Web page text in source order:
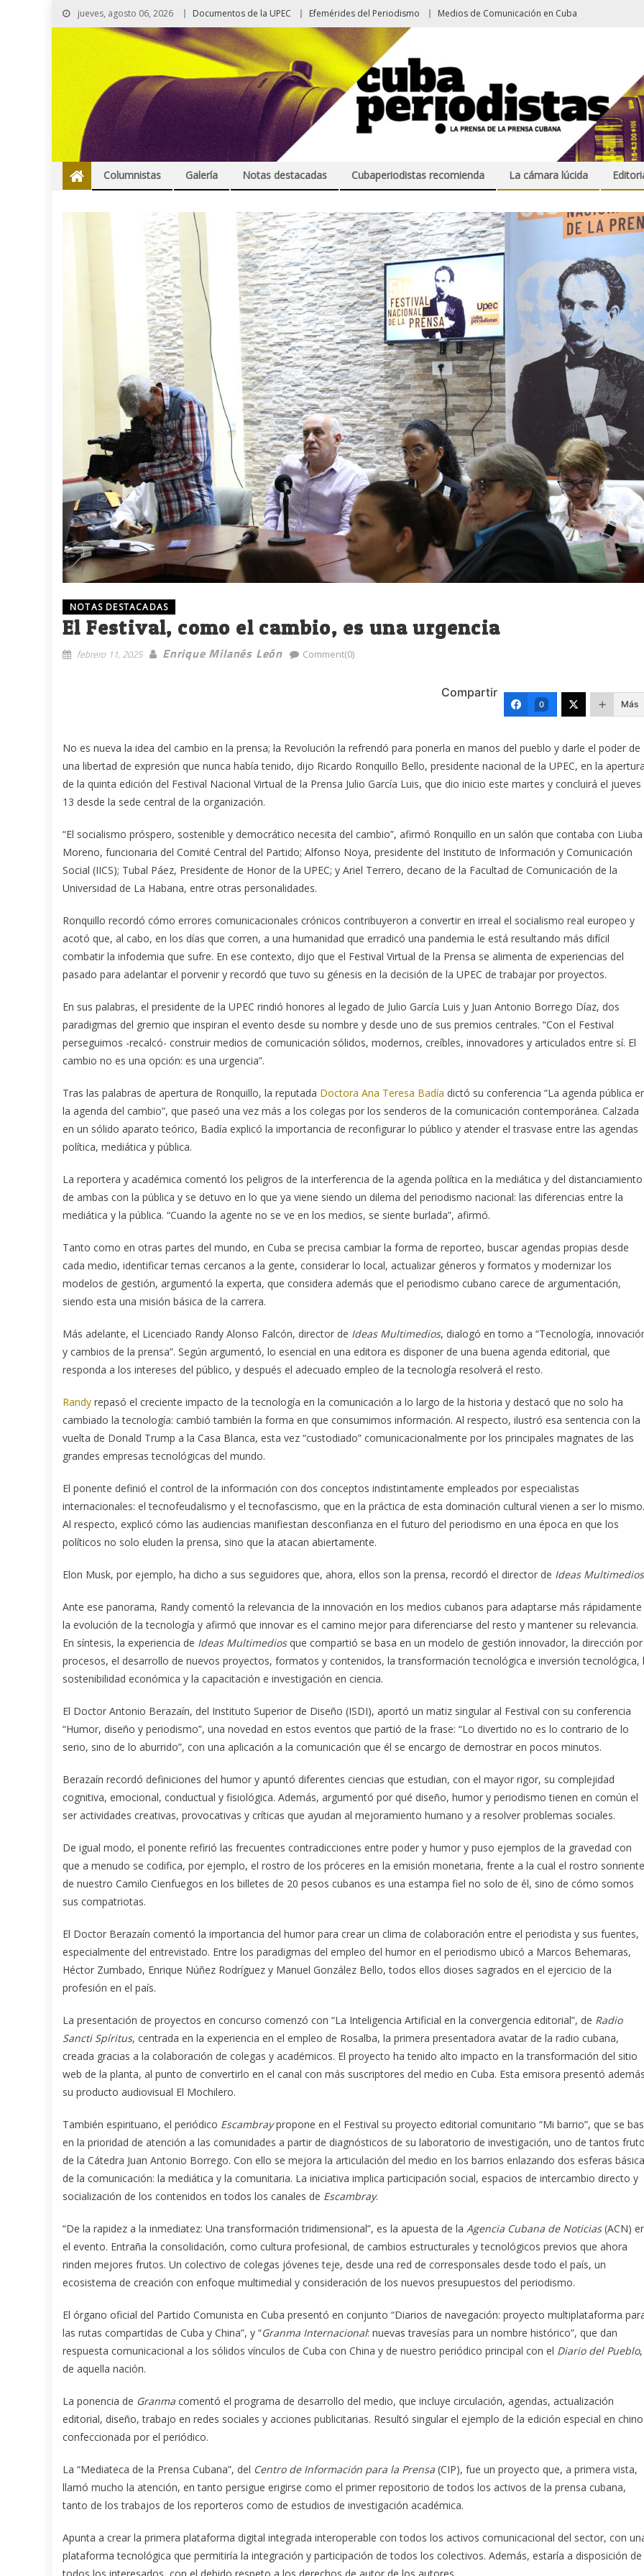
jueves, agosto 06, 2026 Documentos de la UPEC Efemérides del Periodismo Medios de Comunicación en Cuba
Columnistas Galería Notas destacadas Cubaperiodistas recomienda La cámara lúcida
NOTAS DESTACADAS
El Festival, como el cambio, es una urgencia
febrero 11, 2025 Enrique Milanés León Comment(0)
Compartir
0 Más
No es nueva la idea del cambio en la prensa; la Revolución la refrendó para ponerla en manos del pueblo y darle el poder de
una libertad de expresión que nunca había tenido, dijo Ricardo Ronquillo Bello, presidente nacional de la UPEC, en la
de la quinta edición del Festival Nacional Virtual de la Prensa Julio García Luis, que dio inicio este martes y concluirá el jueves
13 desde la sede central de la organización.
“El socialismo próspero, sostenible y democrático necesita del cambio”, afirmó Ronquillo en un salón que contaba con Liuba
Moreno, funcionaria del Comité Central del Partido; Alfonso Noya, presidente del Instituto de Información y Comunicación
Social (IICS); Tubal Páez, Presidente de Honor de la UPEC; y Ariel Terrero, decano de la Facultad de Comunicación de la
Universidad de La Habana, entre otras personalidades.
Ronquillo recordó cómo errores comunicacionales crónicos contribuyeron a convertir en irreal el socialismo real europeo y
acotó que, al cabo, en los días que corren, a una humanidad que erradicó una pandemia le está resultando más difícil
combatir la infodemia que sufre. En ese contexto, dijo que el Festival Virtual de la Prensa se alimenta de experiencias del
pasado para adelantar el porvenir y recordó que tuvo su génesis en la decisión de la UPEC de trabajar por proyectos.
En sus palabras, el presidente de la UPEC rindió honores al legado de Julio García Luis y Juan Antonio Borrego Díaz, dos
paradigmas del gremio que inspiran el evento desde su nombre y desde uno de sus premios centrales. “Con el Festival
perseguimos -recalcó- construir medios de comunicación sólidos, modernos, creíbles, innovadores y articulados entre sí. El
cambio no es una opción: es una urgencia”.
Tras las palabras de apertura de Ronquillo, la reputada Doctora Ana Teresa Badía dictó su conferencia “La agenda pública
la agenda del cambio”, que paseó una vez más a los colegas por los senderos de la comunicación contemporánea. Calzada
en un sólido aparato teórico, Badía explicó la importancia de reconfigurar lo público y atender el trasvase entre las agendas
política, mediática y pública.
La reportera y académica comentó los peligros de la interferencia de la agenda política en la mediática y del distanciamiento
de ambas con la pública y se detuvo en lo que ya viene siendo un dilema del periodismo nacional: las diferencias entre la
mediática y la pública. “Cuando la agente no se ve en los medios, se siente burlada”, afirmó.
Tanto como en otras partes del mundo, en Cuba se precisa cambiar la forma de reporteo, buscar agendas propias desde
cada medio, identificar temas cercanos a la gente, considerar lo local, actualizar géneros y formatos y modernizar los
modelos de gestión, argumentó la experta, que considera además que el periodismo cubano carece de argumentación,
siendo esta una misión básica de la carrera.
Más adelante, el Licenciado Randy Alonso Falcón, director de Ideas Multimedios, dialogó en torno a “Tecnología,
y cambios de la prensa”. Según argumentó, lo esencial en una editora es disponer de una buena agenda editorial, que
responda a los intereses del público, y después el adecuado empleo de la tecnología resolverá el resto.
Randy repasó el creciente impacto de la tecnología en la comunicación a lo largo de la historia y destacó que no solo ha
cambiado la tecnología: cambió también la forma en que consumimos información. Al respecto, ilustró esa sentencia con la
vuelta de Donald Trump a la Casa Blanca, esta vez “custodiado” comunicacionalmente por los principales magnates de las
grandes empresas tecnológicas del mundo.
El ponente definió el control de la información con dos conceptos indistintamente empleados por especialistas
internacionales: el tecnofeudalismo y el tecnofascismo, que en la práctica de esta dominación cultural vienen a ser lo mismo.
Al respecto, explicó cómo las audiencias manifiestan desconfianza en el futuro del periodismo en una época en que los
políticos no solo eluden la prensa, sino que la atacan abiertamente.
Elon Musk, por ejemplo, ha dicho a sus seguidores que, ahora, ellos son la prensa, recordó el director de Ideas Multimedios
Ante ese panorama, Randy comentó la relevancia de la innovación en los medios cubanos para adaptarse más rápidamente
la evolución de la tecnología y afirmó que innovar es el camino mejor para diferenciarse del resto y mantener su relevancia.
En síntesis, la experiencia de Ideas Multimediosque compartió se basa en un modelo de gestión innovador, la dirección por
procesos, el desarrollo de nuevos proyectos, formatos y contenidos, la transformación tecnológica e inversión tecnológica,
sostenibilidad económica y la capacitación e investigación en ciencia.
El Doctor Antonio Berazaín, del Instituto Superior de Diseño (ISDI), aportó un matiz singular al Festival con su conferencia
“Humor, diseño y periodismo”, una novedad en estos eventos que partió de la frase: “Lo divertido no es lo contrario de lo
serio, sino de lo aburrido”, con una aplicación a la comunicación que él se encargo de demostrar en pocos minutos.
Berazaín recordó definiciones del humor y apuntó diferentes ciencias que estudian, con el mayor rigor, su complejidad
cognitiva, emocional, conductual y fisiológica. Además, argumentó por qué diseño, humor y periodismo tienen en común el
ser actividades creativas, provocativas y críticas que ayudan al mejoramiento humano y a resolver problemas sociales.
De igual modo, el ponente refirió las frecuentes contradicciones entre poder y humor y puso ejemplos de la gravedad con
que a menudo se codifica, por ejemplo, el rostro de los próceres en la emisión monetaria, frente a la cual el rostro sonriente
de nuestro Camilo Cienfuegos en los billetes de 20 pesos cubanos es una estampa fiel no solo de él, sino de cómo somos
sus compatriotas.
El Doctor Berazaín comentó la importancia del humor para crear un clima de colaboración entre el periodista y sus fuentes,
especialmente del entrevistado. Entre los paradigmas del empleo del humor en el periodismo ubicó a Marcos Behemaras,
Héctor Zumbado, Enrique Núñez Rodríguez y Manuel González Bello, todos ellos dioses sagrados en el ejercicio de la
profesión en el país.
La presentación de proyectos en concurso comenzó con “La Inteligencia Artificial en la convergencia editorial”, de Radio
Sancti Spíritus, centrada en la experiencia en el empleo de Rosalba, la primera presentadora avatar de la radio cubana,
creada gracias a la colaboración de colegas y académicos. El proyecto ha tenido alto impacto en la transformación del sitio
web de la planta, al punto de convertirlo en el canal con más suscriptores del medio en Cuba. Esta emisora presentó
su producto audiovisual El Mochilero.
También espirituano, el periódico Escambraypropone en el Festival su proyecto editorial comunitario “Mi barrio”, que se
en la prioridad de atención a las comunidades a partir de diagnósticos de su laboratorio de investigación, uno de tantos
de la Cátedra Juan Antonio Borrego. Con ello se mejora la articulación del medio en los barrios enlazando dos esferas
de la comunicación: la mediática y la comunitaria. La iniciativa implica participación social, espacios de intercambio directo y
socialización de los contenidos en todos los canales de Escambray.
“De la rapidez a la inmediatez: Una transformación tridimensional”, es la apuesta de la Agencia Cubana de Noticias(ACN)
el evento. Entraña la consolidación, como cultura profesional, de cambios estructurales y tecnológicos previos que ahora
rinden mejores frutos. Un colectivo de colegas jóvenes teje, desde una red de corresponsales desde todo el país, un
ecosistema de creación con enfoque multimedial y consideración de los nuevos presupuestos del periodismo.
El órgano oficial del Partido Comunista en Cuba presentó en conjunto “Diarios de navegación: proyecto multiplataforma
las rutas compartidas de Cuba y China”, y “Granma Internacional: nuevas travesías para un nombre histórico”, que dan
respuesta comunicacional a los sólidos vínculos de Cuba con China y de nuestro periódico principal con el Diario del Pueblo,
de aquella nación.
La ponencia de Granma comentó el programa de desarrollo del medio, que incluye circulación, agendas, actualización
editorial, diseño, trabajo en redes sociales y acciones publicitarias. Resultó singular el ejemplo de la edición especial en chino
confeccionada por el periódico.
La “Mediateca de la Prensa Cubana”, del Centro de Información para la Prensa (CIP), fue un proyecto que, a primera vista,
llamó mucho la atención, en tanto persigue erigirse como el primer repositorio de todos los activos de la prensa cubana,
tanto de los trabajos de los reporteros como de estudios de investigación académica.
Apunta a crear la primera plataforma digital integrada interoperable con todos los activos comunicacional del sector, con
plataforma tecnológica que permitiría la integración y participación de todos los colectivos. Además, estaría a disposición de